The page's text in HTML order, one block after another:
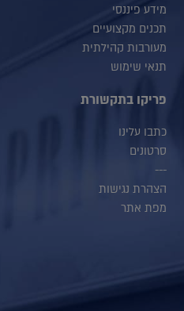
מידע פיננסי
תכנים מקצועיים
מעורבות קהילתית
תנאי שימוש
פריקו בתקשורת
כתבו עלינו
סרטונים
---
הצהרת נגישות
מפת אתר